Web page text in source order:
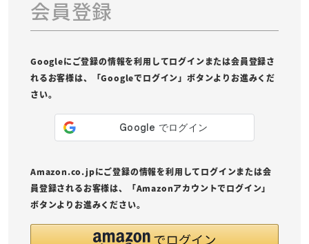
会員登録
Googleにご登録の情報を利用してログインまたは会員登録さ
れるお客様は、「Googleでログイン」ボタンよりお進みくだ
さい。
Amazon.co.jpにご登録の情報を利用してログインまたは会
員登録されるお客様は、「Amazonアカウントでログイン」
ボタンよりお進みください。